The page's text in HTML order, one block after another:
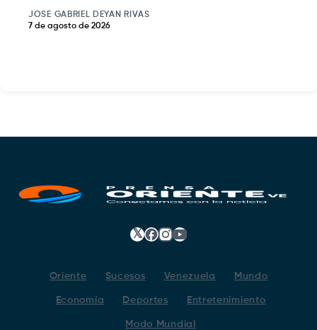
JOSE GABRIEL DEYAN RIVAS
7 de agosto de 2026
𝕏 Facebook
Instagram
YouTube
Oriente Sucesos Venezuela Mundo
Economía Deportes Entretenimiento
Modo Mundial